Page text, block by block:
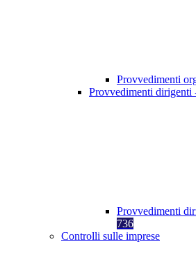
Provvedimenti
Provvedimenti dirigenti
Provvedimenti
736
Controlli sulle imprese